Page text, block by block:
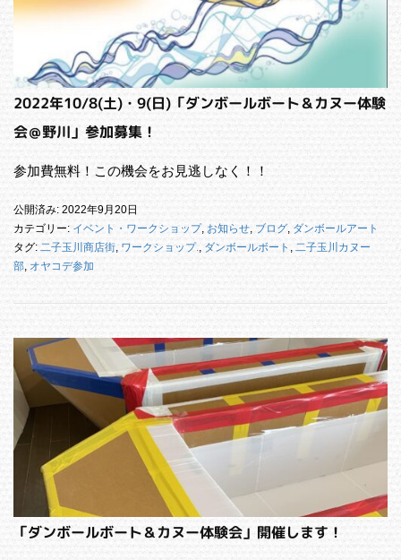
2022年10/8(土)・9(日)「ダンボールボート＆カヌー体験
会＠野川」参加募集！
参加費無料！この機会をお見逃しなく！！
公開済み: 2022年9月20日
カテゴリー: イベント・ワークショップ, お知らせ, ブログ, ダンボールアート
タグ: 二子玉川商店街, ワークショップ., ダンボールボート , 二子玉川カヌー
部, オヤコデ参加
「ダンボールボート＆カヌー体験会」開催します！